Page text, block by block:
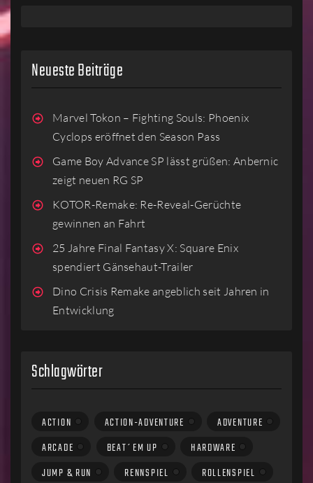
Neueste Beiträge
Marvel Tokon – Fighting Souls: Phoenix
Cyclops eröffnet den Season Pass
Game Boy Advance SP lässt grüßen: Anbernic
zeigt neuen RG SP
KOTOR-Remake: Re-Reveal-Gerüchte
gewinnen an Fahrt
25 Jahre Final Fantasy X: Square Enix
spendiert Gänsehaut-Trailer
Dino Crisis Remake angeblich seit Jahren in
Entwicklung
Schlagwörter
ACTION ACTION-ADVENTURE
ADVENTURE
ARCADE
BEAT´EM UP
HARDWARE
JUMP & RUN
RENNSPIEL
ROLLENSPIEL